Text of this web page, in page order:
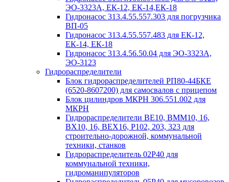
ЭО-3323А, ЕК-12, ЕК-14,ЕК-18
Гидронасос 313.4.55.557.303 для погрузчика
ВП-05
Гидронасос 313.4.55.557.483 для ЕК-12,
ЕК-14, ЕК-18
Гидронасос 313.4.56.50.04 для ЭО-3323А,
ЭО-3123
Гидрораспределители
Блок гидрораспределителей РП80-44БКЕ
(6520-8607200) для самосвалов с прицепом
Блок цилиндров МКРН 306.551.002 для
МКРН
Гидрораспределители ВЕ10, ВММ10, 16,
ВХ10, 16, ВЕХ16, Р102, 203, 323 для
строительно-дорожной, коммунальной
техники, станков
Гидрораспределитель 02Р40 для
коммунальной техники,
гидроманипуляторов